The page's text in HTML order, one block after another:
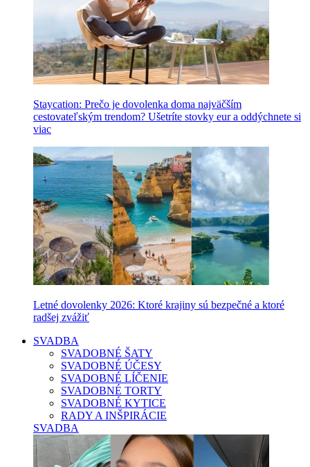
Staycation: Prečo je dovolenka doma najväčším
cestovateľským trendom? Ušetríte stovky eur a oddýchnete si
viac
Letné dovolenky 2026: Ktoré krajiny sú bezpečné a ktoré
radšej zvážiť
SVADBA
SVADOBNÉ ŠATY
SVADOBNÉ ÚČESY
SVADOBNÉ LÍČENIE
SVADOBNÉ TORTY
SVADOBNÉ KYTICE
RADY A INŠPIRÁCIE
SVADBA